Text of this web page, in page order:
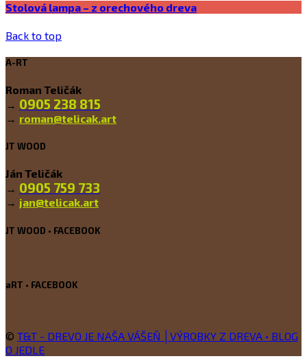
Stolová lampa – z orechového dreva
Back to top
A-RT
Roman Teličák
→ 0905 238 815
→ roman@telicak.art
JT WOOD
Ján Teličák
→ 0905 759 733
→ jan@telicak.art
JT WOOD • FACEBOOK
aRT • FACEBOOK
© T&T - DREVO JE NAŠA VÁŠEŇ │VÝROBKY Z DREVA • BLOG
O JEDLE